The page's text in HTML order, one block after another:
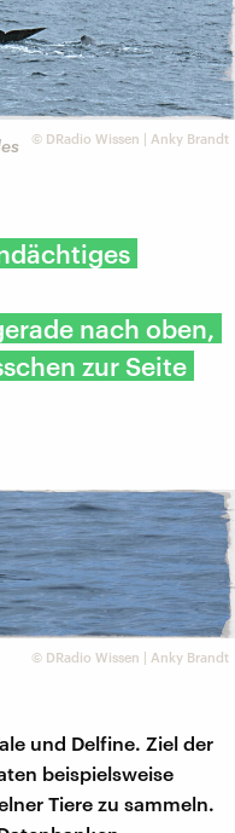
© DRadio Wissen | Anky Brandt
nach oben,
zur Seite
© DRadio Wissen | Anky Brandt
und Delfine. Ziel der
beispielsweise
Tiere zu sammeln.